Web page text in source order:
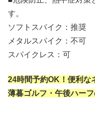
す。
ソフトスパイク：推奨
メタルスパイク：不可
スパイクレス：可
24時間予約OK！便利な
薄暮ゴルフ・午後ハー